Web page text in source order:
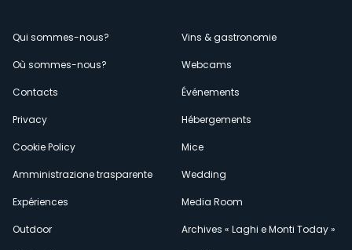
Menù
secondario
Qui sommes-nous?
Où sommes-nous?
Contacts
Privacy
Cookie Policy
Amministrazione trasparente
Expériences
Outdoor
Vins & gastronomie
Webcams
Événements
Hébergements
Mice
Wedding
Media Room
Archives « Laghi e Monti Today »